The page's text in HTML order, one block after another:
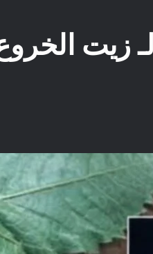
لـ زيت